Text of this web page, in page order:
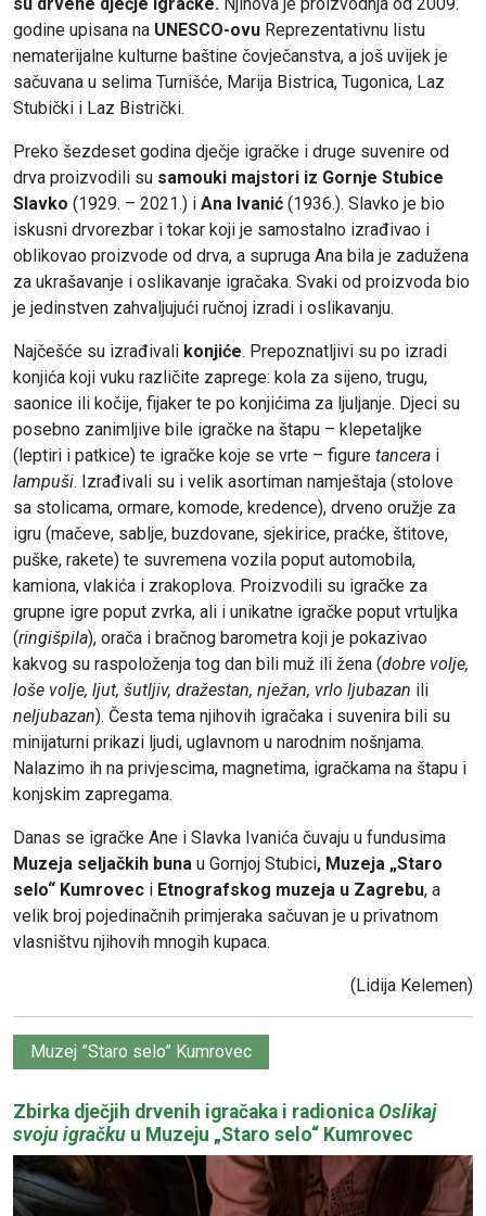
su drvene dječje igračke. Njihova je proizvodnja od 2009.
godine upisana na UNESCO-ovu Reprezentativnu listu
nematerijalne kulturne baštine čovječanstva, a još uvijek je
sačuvana u selima Turnišće, Marija Bistrica, Tugonica, Laz
Stubički i Laz Bistrički.
Preko šezdeset godina dječje igračke i druge suvenire od
drva proizvodili su samouki majstori iz Gornje Stubice
Slavko (1929. – 2021.) i Ana Ivanić (1936.). Slavko je bio
iskusni drvorezbar i tokar koji je samostalno izrađivao i
oblikovao proizvode od drva, a supruga Ana bila je zadužena
za ukrašavanje i oslikavanje igračaka. Svaki od proizvoda bio
je jedinstven zahvaljujući ručnoj izradi i oslikavanju.
Najčešće su izrađivali konjiće. Prepoznatljivi su po izradi
konjića koji vuku različite zaprege: kola za sijeno, trugu,
saonice ili kočije, fijaker te po konjićima za ljuljanje. Djeci su
posebno zanimljive bile igračke na štapu – klepetaljke
(leptiri i patkice) te igračke koje se vrte – figure tancera i
lampuši. Izrađivali su i velik asortiman namještaja (stolove
sa stolicama, ormare, komode, kredence), drveno oružje za
igru (mačeve, sablje, buzdovane, sjekirice, praćke, štitove,
puške, rakete) te suvremena vozila poput automobila,
kamiona, vlakića i zrakoplova. Proizvodili su igračke za
grupne igre poput zvrka, ali i unikatne igračke poput vrtuljka
(ringišpila), orača i bračnog barometra koji je pokazivao
kakvog su raspoloženja tog dan bili muž ili žena (dobre volje,
loše volje, ljut, šutljiv, dražestan, nježan, vrlo ljubazan ili
neljubazan). Česta tema njihovih igračaka i suvenira bili su
minijaturni prikazi ljudi, uglavnom u narodnim nošnjama.
Nalazimo ih na privjescima, magnetima, igračkama na štapu i
konjskim zapregama.
Danas se igračke Ane i Slavka Ivanića čuvaju u fundusima
Muzeja seljačkih buna u Gornjoj Stubici, Muzeja „Staro
selo“ Kumrovec i Etnografskog muzeja u Zagrebu, a
velik broj pojedinačnih primjeraka sačuvan je u privatnom
vlasništvu njihovih mnogih kupaca.
(Lidija Kelemen)
Muzej ”Staro selo” Kumrovec
Zbirka dječjih drvenih igračaka i radionica Oslikaj
svoju igračku u Muzeju „Staro selo“ Kumrovec